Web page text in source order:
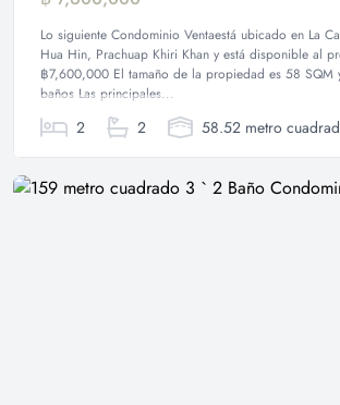
Lo siguiente Condominio Ventaestá ubicado en La
Hua Hin, Prachuap Khiri Khan y está disponible al
฿7,600,000 El tamaño de la propiedad es 58 SQM
baños Las principales...
2 2 58.52 metro